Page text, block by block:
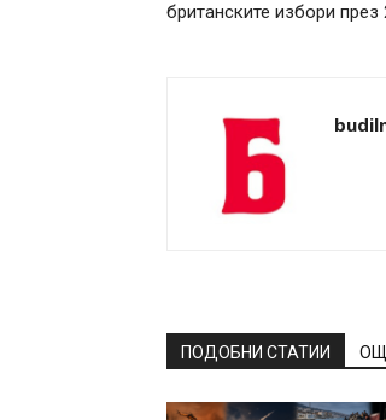
британските избори през
ПОДОБНИ СТАТИИ